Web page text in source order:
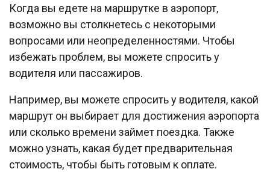
Когда вы едете на маршрутке в аэропорт,
возможно вы столкнетесь с некоторыми
вопросами или неопределенностями. Чтобы
избежать проблем, вы можете спросить у
водителя или пассажиров.
Например, вы можете спросить у водителя, какой
маршрут он выбирает для достижения аэропорта
или сколько времени займет поездка. Также
можно узнать, какая будет предварительная
стоимость, чтобы быть готовым к оплате.